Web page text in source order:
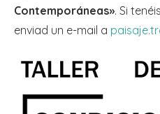
Contemporáneas». Si
enviad un e-mail a